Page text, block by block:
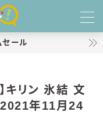
ール
キリン 氷結 文
2021年11月24